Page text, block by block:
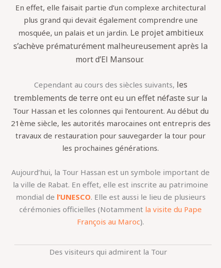
En effet, elle faisait partie d’un complexe architectural
plus grand qui devait également comprendre une
mosquée, un palais et un jardin. Le projet ambitieux
s’achève prématurément malheureusementaprès la
mort d’El Mansour.
Cependant au cours des siècles suivants, les
tremblements de terre ont eu un effet néfaste sur la
Tour Hassan et les colonnes qui l’entourent. Au début du
21ème siècle, les autorités marocaines ont entrepris des
travaux de restauration pour sauvegarder la tour pour
les prochaines générations.
Aujourd’hui, la Tour Hassan est un symbole important de
la ville de Rabat. En effet, elle est inscrite au patrimoine
mondial de l’UNESCO. Elle est aussi le lieu de plusieurs
cérémonies officielles (Notamment la visite du Pape
François au Maroc).
Des visiteurs qui admirent la Tour